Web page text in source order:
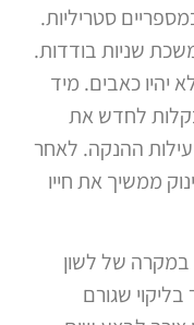
סטריליות.
שניות בודדות.
יהיו כאבים. מיד
בקלות לחדש את
ההנקה. לאחר
ממשיך את חייו
של לשון
שגורם